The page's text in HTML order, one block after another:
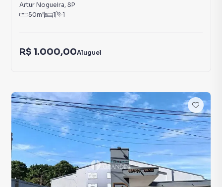
Artur Nogueira, SP
50m² 1 1
R$ 1.000,00Aluguel